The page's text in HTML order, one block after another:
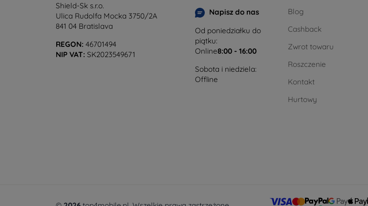
Shield-Sk s.r.o.
Ulica Rudolfa Mocka 3750/2A
841 04 Bratislava
REGON: 46701494
NIP VAT: SK2023549671
Napisz do nas
Od poniedziałku do
piątku:
Online8:00 - 16:00
Sobota i niedziela:
Offline
Blog
Cashback
Zwrot towaru
Roszczenie
Kontakt
Hurtowy